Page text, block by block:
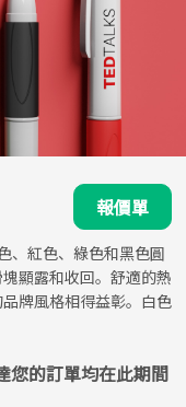
報價單
、紅色、綠色和黑色圓
顯露和收回。舒適的熱
牌風格相得益彰。白色
您的訂單均在此期間